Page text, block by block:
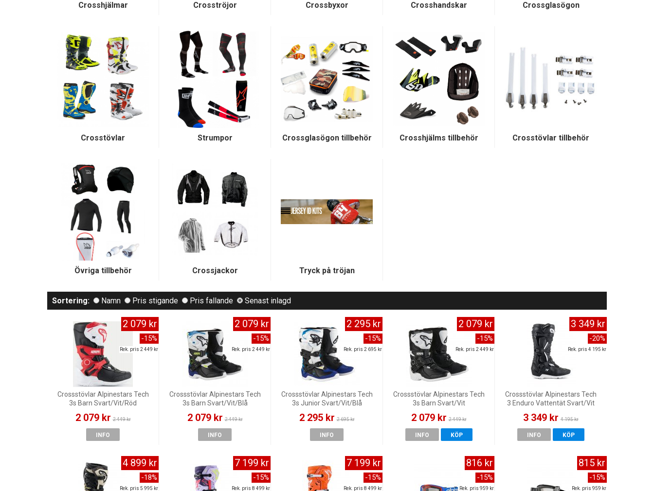
Crosshjälmar Crosströjor Crossbyxor Crosshandskar Crossglasögon
Crosstövlar Strumpor Crossglasögon tillbehör Crosshjälms tillbehör Crosstövlar tillbehör
Övriga tillbehör Crossjackor Tryck på tröjan
Sortering: Namn Pris stigande Pris fallande Senast inlagd
Crossstövlar Alpinestars Tech
3s Barn Svart/Vit/Röd
2 079 kr 2 449 kr
2 079 kr
-15%
Rek. pris 2 449 kr
INFO
Crossstövlar Alpinestars Tech
3s Barn Svart/Vit/Blå
2 079 kr 2 449 kr
2 079 kr
-15%
Rek. pris 2 449 kr
INFO
Crossstövlar Alpinestars Tech
3s Junior Svart/Vit/Blå
2 295 kr 2 695 kr
2 295 kr
-15%
Rek. pris 2 695 kr
INFO
Crossstövlar Alpinestars Tech
3s Barn Svart/Vit
2 079 kr 2 449 kr
2 079 kr
-15%
Rek. pris 2 449 kr
INFO KÖP
Crossstövlar Alpinestars Tech
3 Enduro Vattentät Svart/Vit
3 349 kr 4 195 kr
3 349 kr
-20%
Rek. pris 4 195 kr
INFO KÖP
4 899 kr
-18%
Rek. pris 5 995 kr
7 199 kr
-15%
Rek. pris 8 499 kr
7 199 kr
-15%
Rek. pris 8 499 kr
816 kr
-15%
Rek. pris 959 kr
815 kr
-15%
Rek. pris 959 kr